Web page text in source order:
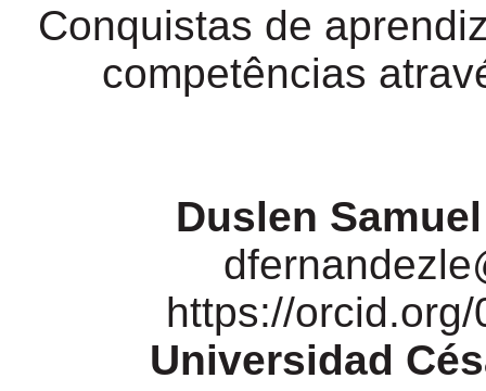
Conquistas de
competências
Duslen
https://
Universidad